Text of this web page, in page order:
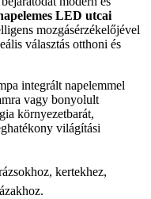
LED utcai
mozgásérzékelőjével
választás otthoni és
integrált napelemmel
vagy bonyolult
környezetbarát,
világítási
kertekhez,